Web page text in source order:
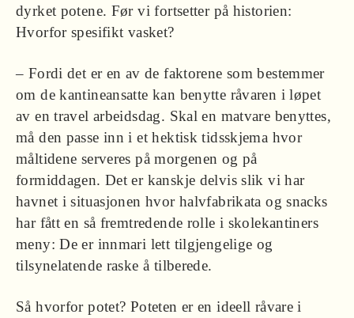
dyrket potene. Før vi fortsetter på historien:
Hvorfor spesifikt vasket?
– Fordi det er en av de faktorene som bestemmer
om de kantineansatte kan benytte råvaren i løpet
av en travel arbeidsdag. Skal en matvare benyttes,
må den passe inn i et hektisk tidsskjema hvor
måltidene serveres på morgenen og på
formiddagen. Det er kanskje delvis slik vi har
havnet i situasjonen hvor halvfabrikata og snacks
har fått en så fremtredende rolle i skolekantiners
meny: De er innmari lett tilgjengelige og
tilsynelatende raske å tilberede.
Så hvorfor potet? Poteten er en ideell råvare i